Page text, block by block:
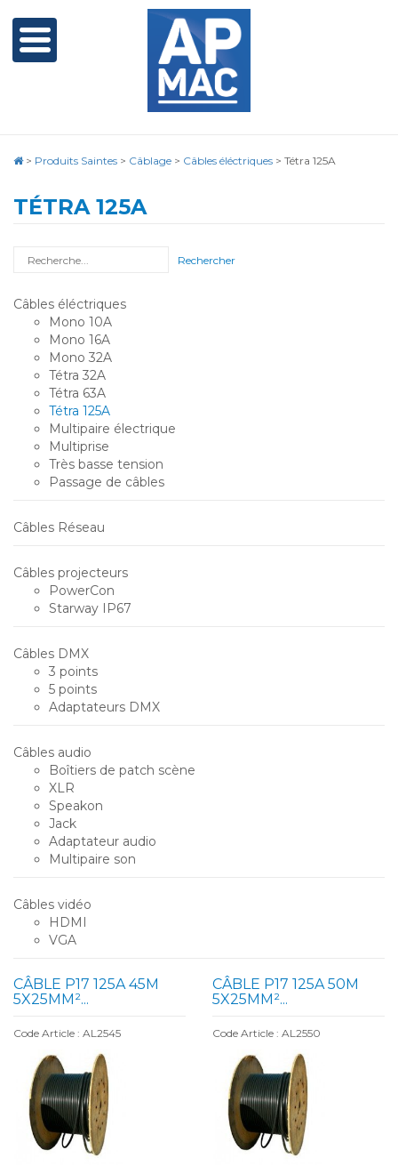
> Produits Saintes > Câblage > Câbles éléctriques > Tétra 125A
TÉTRA 125A
Rechercher
Câbles éléctriques
Mono 10A
Mono 16A
Mono 32A
Tétra 32A
Tétra 63A
Tétra 125A
Multipaire électrique
Multiprise
Très basse tension
Passage de câbles
Câbles Réseau
Câbles projecteurs
PowerCon
Starway IP67
Câbles DMX
3 points
5 points
Adaptateurs DMX
Câbles audio
Boîtiers de patch scène
XLR
Speakon
Jack
Adaptateur audio
Multipaire son
Câbles vidéo
HDMI
VGA
CÂBLE P17 125A 45M
5X25MM²...
Code Article : AL2545
CÂBLE P17 125A 50M
5X25MM²...
Code Article : AL2550